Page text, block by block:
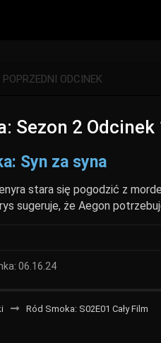
POPRZEDNI ODCINEK
Sezon 2 Odcinek
Syn za syna
stara się pogodzić z
sugeruje, że Aegon
06.16.24
Ród Smoka: S02E01 Cały Film